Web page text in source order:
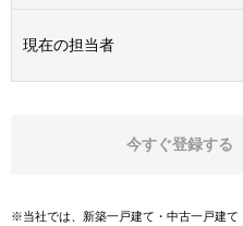
現在の担当者
今すぐ登録する
※当社では、新築一戸建て・中古一戸建て